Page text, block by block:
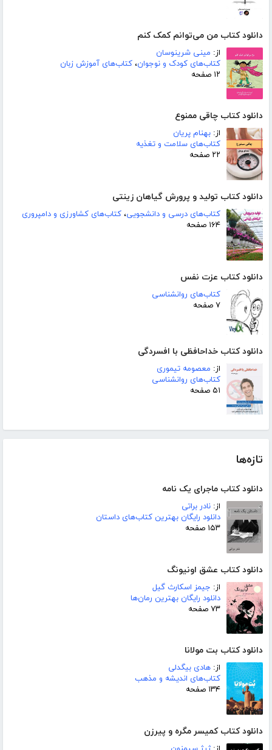
دانلود کتاب من می‌توانم کمک کنم
از: مینی شرینوسان
کتاب‌های کودک و نوجوان، کتاب‌های آموزش زبان
۱۲ صفحه
دانلود کتاب چاقی ممنوع
از: بهنام پریان
کتاب‌های سلامت و تغذیه
۲۲ صفحه
دانلود کتاب تولید و پرورش گیاهان زینتی
کتاب‌های درسی و دانشجویی، کتاب‌های کشاورزی و دامپروری
۱۶۴ صفحه
دانلود کتاب عزت نفس
کتاب‌های روانشناسی
۷ صفحه
دانلود کتاب خداحافظی با افسردگی
از: معصومه تیموری
کتاب‌های روانشناسی
۵۱ صفحه
تازه‌ها
دانلود کتاب ماجرای یک نامه
از: نادر براتی
دانلود رایگان بهترین کتاب‌های داستان
۱۵۳ صفحه
دانلود کتاب عشق اونیونگ
از: جیمز اسکارث گیل
دانلود رایگان بهترین رمان‌ها
۷۳ صفحه
دانلود کتاب بت مولانا
از: هادی بیگدلی
کتاب‌های اندیشه و مذهب
۱۳۴ صفحه
دانلود کتاب کمیسر مگره و پیرزن